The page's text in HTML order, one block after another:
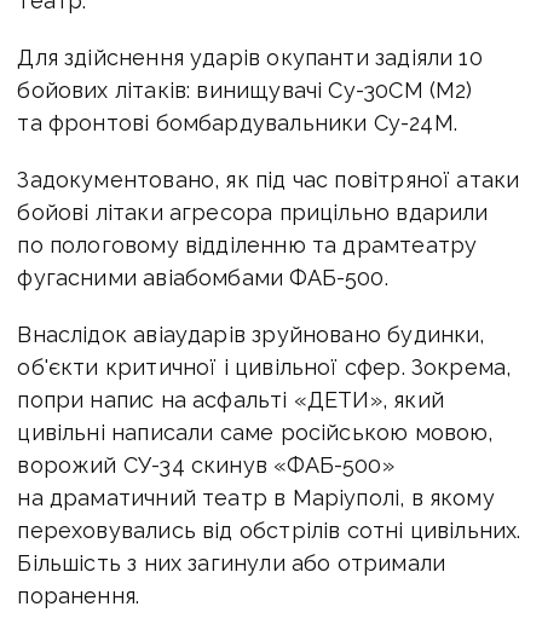
Для здійснення ударів окупанти задіяли 10
бойових літаків: винищувачі Су-30СМ (М2)
та фронтові бомбардувальники Су-24М.
Задокументовано, як під час повітряної атаки
бойові літаки агресора прицільно вдарили
по пологовому відділенню та драмтеатру
фугасними авіабомбами ФАБ-500.
Внаслідок авіаударів зруйновано будинки,
об'єкти критичної і цивільної сфер. Зокрема,
попри напис на асфальті «ДЕТИ», який
цивільні написали саме російською мовою,
ворожий СУ-34 скинув «ФАБ-500»
на драматичний театр в Маріуполі, в якому
переховувались від обстрілів сотні цивільних.
Більшість з них загинули або отримали
поранення.